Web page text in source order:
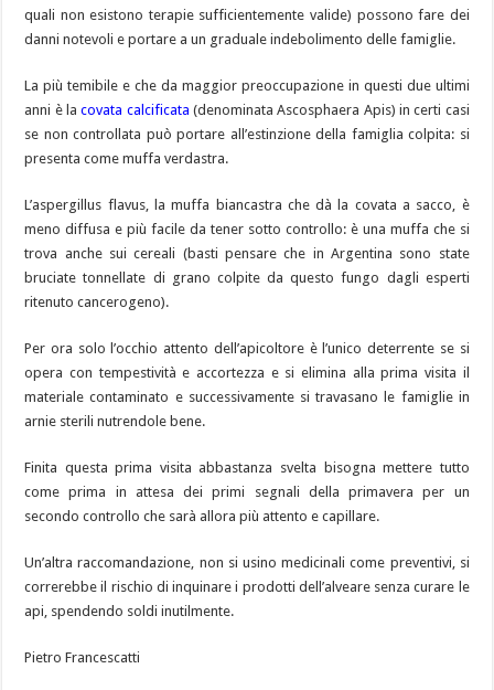
quali non esistono terapie sufficientemente valide) possono fare dei
danni notevoli e portare a un graduale indebolimento delle famiglie.
La più temibile e che da maggior preoccupazione in questi due ultimi
anni è lacovata calcificata (denominata Ascosphaera Apis) in certi casi
se non controllata può portare all’estinzione della famiglia colpita: si
presenta come muffa verdastra.
L’aspergillus flavus, la muffa biancastra che dà la covata a sacco, è
meno diffusa e più facile da tener sotto controllo: è una muffa che si
trova anche sui cereali (basti pensare che in Argentina sono state
bruciate tonnellate di grano colpite da questo fungo dagli esperti
ritenuto cancerogeno).
Per ora solo l’occhio attento dell’apicoltore è l’unico deterrente se si
opera con tempestività e accortezza e si elimina alla prima visita il
materiale contaminato e successivamente si travasano le famiglie in
arnie sterili nutrendole bene.
Finita questa prima visita abbastanza svelta bisogna mettere tutto
come prima in attesa dei primi segnali della primavera per un
secondo controllo che sarà allora più attento e capillare.
Un’altra raccomandazione, non si usino medicinali come preventivi, si
correrebbe il rischio di inquinare i prodotti dell’alveare senza curare le
api, spendendo soldi inutilmente.
Pietro Francescatti